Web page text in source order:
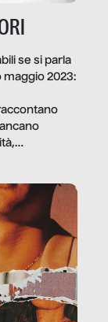
se si parla
maggio 2023: